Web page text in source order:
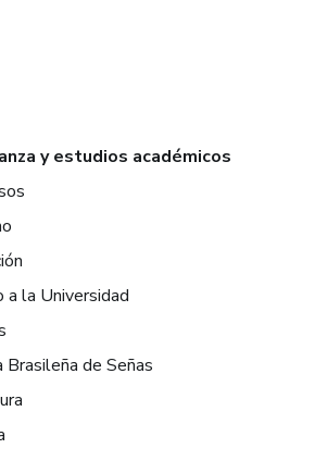
y estudios académicos
a la Universidad
Brasileña de Señas